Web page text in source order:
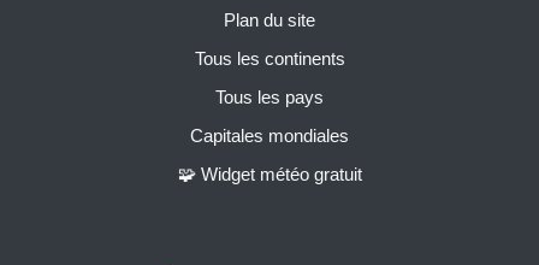
Plan du site
Tous les continents
Tous les pays
Capitales mondiales
🧩 Widget météo gratuit